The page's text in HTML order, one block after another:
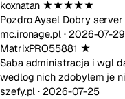
koxnatan ★★★★★
Pozdro Aysel Dobry server
mc.ironage.pl · 2026-07-29
MatrixPRO55881 ★
Saba administracja i wgl
wedlog nich zdobylem je
szefy.pl · 2026-07-25